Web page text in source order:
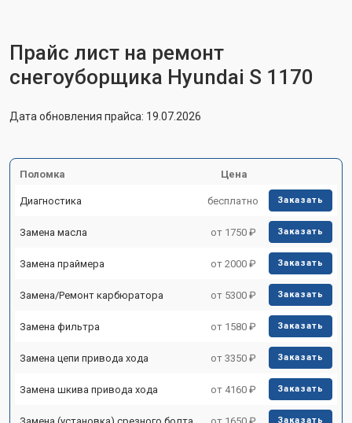
Прайс лист на ремонт
снегоуборщика Hyundai S 1170
Дата обновления прайса: 19.07.2026
Поломка Цена
Диагностика бесплатно Заказать
Замена масла от 1750 ₽ Заказать
Замена праймера от 2000 ₽ Заказать
Замена/Pемонт карбюратора от 5300 ₽ Заказать
Замена фильтра от 1580 ₽ Заказать
Замена цепи привода хода от 3350 ₽ Заказать
Замена шкива привода хода от 4160 ₽ Заказать
Замена (установка) срезного болта от 1650 ₽ Заказать